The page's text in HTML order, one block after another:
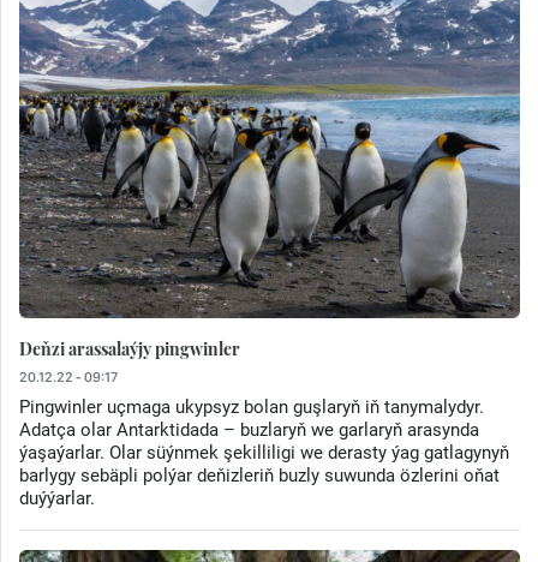
Deňzi arassalaýjy pingwinler
20.12.22 - 09:17
Pingwinler uçmaga ukypsyz bolan guşlaryň iň tanymalydyr.
Adatça olar Antarktidada – buzlaryň we garlaryň arasynda
ýaşaýarlar. Olar süýnmek şekilliligi we derasty ýag gatlagynyň
barlygy sebäpli polýar deňizleriň buzly suwunda özlerini oňat
duýýarlar.